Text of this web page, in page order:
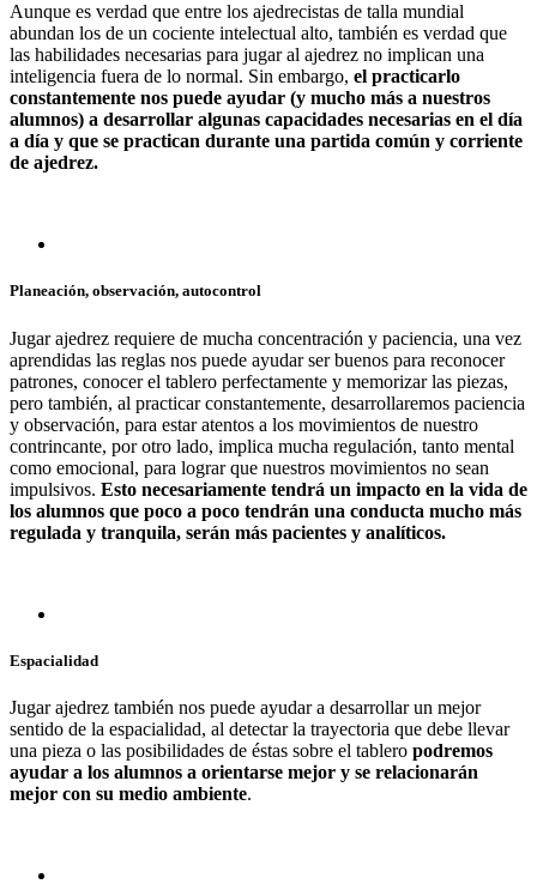
Aunque es verdad que entre los ajedrecistas de talla mundial
abundan los de un cociente intelectual alto, también es verdad que
las habilidades necesarias para jugar al ajedrez no implican una
inteligencia fuera de lo normal. Sin embargo, el practicarlo
constantemente nos puede ayudar (y mucho más a nuestros
alumnos) a desarrollar algunas capacidades necesarias en el día
a día y que se practican durante una partida común y corriente
de ajedrez.
Planeación, observación, autocontrol
Jugar ajedrez requiere de mucha concentración y paciencia, una vez
aprendidas las reglas nos puede ayudar ser buenos para reconocer
patrones, conocer el tablero perfectamente y memorizar las piezas,
pero también, al practicar constantemente, desarrollaremos paciencia
y observación, para estar atentos a los movimientos de nuestro
contrincante, por otro lado, implica mucha regulación, tanto mental
como emocional, para lograr que nuestros movimientos no sean
impulsivos. Esto necesariamente tendrá un impacto en la vida de
los alumnos que poco a poco tendrán una conducta mucho más
regulada y tranquila, serán más pacientes y analíticos.
Espacialidad
Jugar ajedrez también nos puede ayudar a desarrollar un mejor
sentido de la espacialidad, al detectar la trayectoria que debe llevar
una pieza o las posibilidades de éstas sobre el tablero podremos
ayudar a los alumnos a orientarse mejor y se relacionarán
mejor con su medio ambiente.